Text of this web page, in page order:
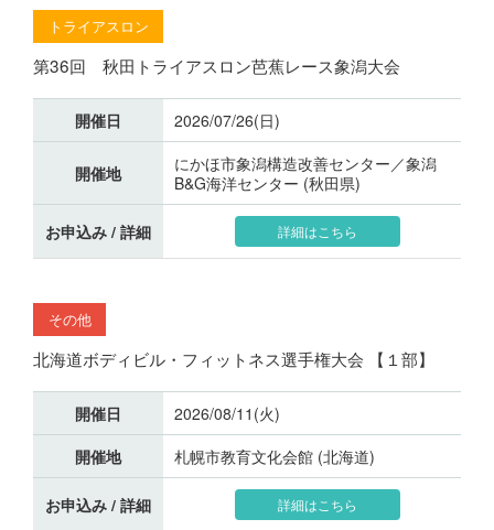
トライアスロン
第36回 秋田トライアスロン芭蕉レース象潟大会
開催日 2026/07/26(日)
開催地
にかほ市象潟構造改善センター／象潟
B&G海洋センター (秋田県)
お申込み / 詳細 詳細はこちら
その他
北海道ボディビル・フィットネス選手権大会 【１部】
開催日
2026/08/11(火)
開催地
札幌市教育文化会館 (北海道)
お申込み / 詳細 詳細はこちら